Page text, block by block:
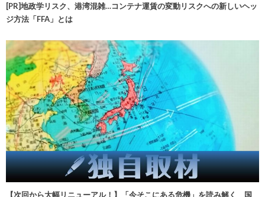
[PR]地政学リスク、港湾混雑…コンテナ運賃の変動リスクへの新しいヘッ
ジ方法「FFA」とは
【次回から大幅リニューアル！】「今そこにある危機」を読み解く 国